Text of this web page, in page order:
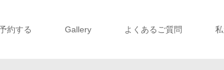
約する Gallery よくあるご質問